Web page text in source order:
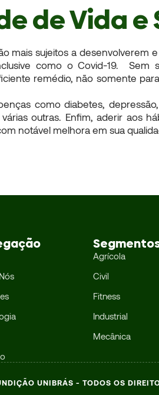
de Vida e
mais sujeitos a desenvolverem
como o Covid-19. Sem
remédio, não somente
como diabetes,
outras. Enfim, aderir aos
notável melhora em sua
Agrícola
Civil
Fitness
Industrial
Mecânica
UNIBRÁS - TODOS OS